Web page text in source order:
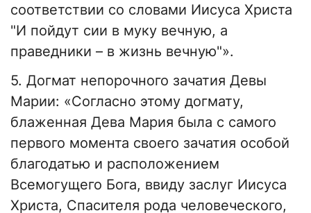
соответствии со словами Иисуса Христа
"И пойдут сии в муку вечную, а
праведники – в жизнь вечную"».
5. Догмат непорочного зачатия Девы
Марии: «Согласно этому догмату,
блаженная Дева Мария была с самого
первого момента своего зачатия особой
благодатью и расположением
Всемогущего Бога, ввиду заслуг Иисуса
Христа, Спасителя рода человеческого,